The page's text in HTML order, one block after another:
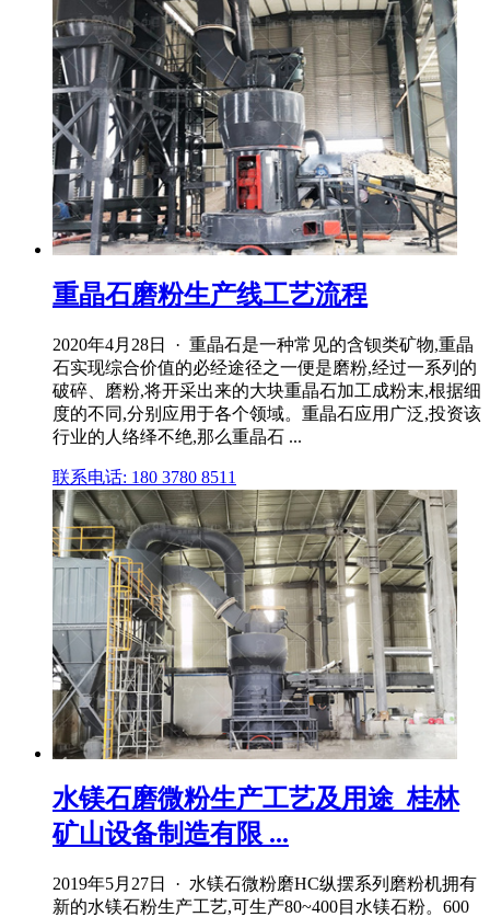
重晶石磨粉生产线工艺流程
2020年4月28日 · 重晶石是一种常见的含钡类矿物,重晶
石实现综合价值的必经途径之一便是磨粉,经过一系列的
破碎、磨粉,将开采出来的大块重晶石加工成粉末,根据细
度的不同,分别应用于各个领域。重晶石应用广泛,投资该
行业的人络绎不绝,那么重晶石 ...
联系电话: 180 3780 8511
水镁石磨微粉生产工艺及用途_桂林
矿山设备制造有限 ...
2019年5月27日 · 水镁石微粉磨HC纵摆系列磨粉机拥有
新的水镁石粉生产工艺,可生产80~400目水镁石粉。600